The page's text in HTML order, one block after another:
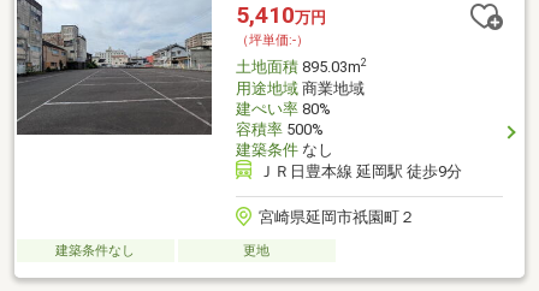
5,410万円
（坪単価:-）
土地面積895.03m2
用途地域商業地域
建ぺい率80%
容積率500%
建築条件なし
ＪＲ日豊本線 延岡駅 徒歩9分
宮崎県延岡市祇園町２
建築条件なし 更地